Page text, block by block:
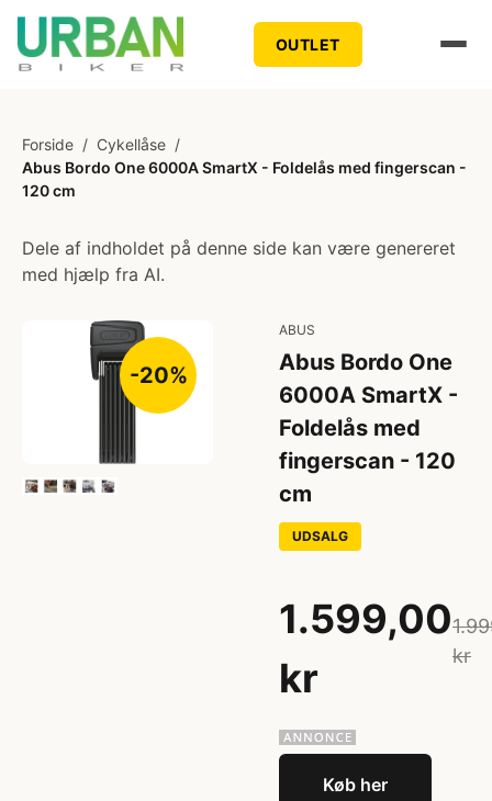
OUTLET
Forside / Cykellåse /
Abus Bordo One 6000A SmartX - Foldelås med fingerscan -
120 cm
Dele af indholdet på denne side kan være genereret
med hjælp fra AI.
-20%
ABUS
Abus Bordo One
6000A SmartX -
Foldelås med
fingerscan - 120
cm
UDSALG
1.599,00
kr
kr
Køb her